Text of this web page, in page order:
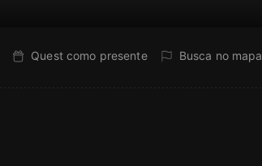
Quest como presente Busca no mapa